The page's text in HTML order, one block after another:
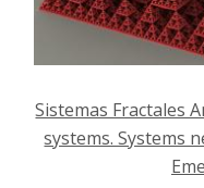
Sistemas Fractales
systems. Systems